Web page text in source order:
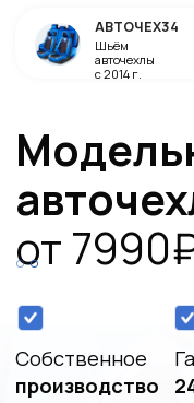
авточехлы
от 7990₽
Собственное
Гарантия
АВТОЧЕХ34
Шьём
авточехлы
с 2014 г.
+7